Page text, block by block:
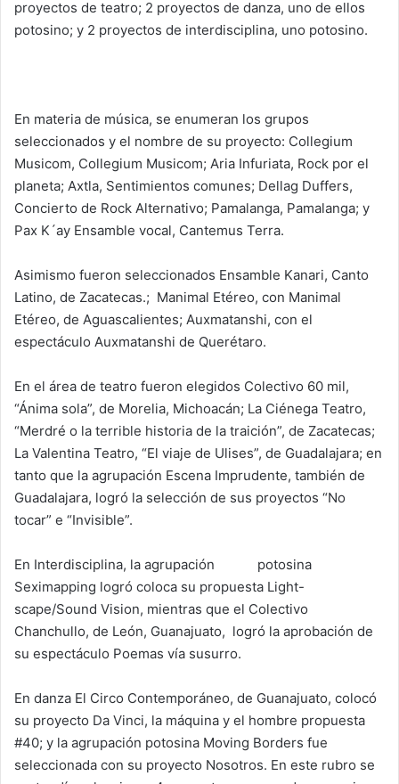
proyectos de teatro; 2 proyectos de danza, uno de ellos
potosino; y 2 proyectos de interdisciplina, uno potosino.
En materia de música, se enumeran los grupos
seleccionados y el nombre de su proyecto: Collegium
Musicom, Collegium Musicom; Aria Infuriata, Rock por el
planeta; Axtla, Sentimientos comunes; Dellag Duffers,
Concierto de Rock Alternativo; Pamalanga, Pamalanga; y
Pax K´ay Ensamble vocal, Cantemus Terra.
Asimismo fueron seleccionados Ensamble Kanari, Canto
Latino, de Zacatecas.; Manimal Etéreo, con Manimal
Etéreo, de Aguascalientes; Auxmatanshi, con el
espectáculo Auxmatanshi de Querétaro.
En el área de teatro fueron elegidos Colectivo 60 mil,
“Ánima sola”, de Morelia, Michoacán; La Ciénega Teatro,
“Merdré o la terrible historia de la traición”, de Zacatecas;
La Valentina Teatro, “El viaje de Ulises”, de Guadalajara; en
tanto que la agrupación Escena Imprudente, también de
Guadalajara, logró la selección de sus proyectos “No
tocar” e “Invisible”.
En Interdisciplina, la agrupación potosina
Seximapping logró coloca su propuesta Light-
scape/Sound Vision, mientras que el Colectivo
Chanchullo, de León, Guanajuato, logró la aprobación de
su espectáculo Poemas vía susurro.
En danza El Circo Contemporáneo, de Guanajuato, colocó
su proyecto Da Vinci, la máquina y el hombre propuesta
#40; y la agrupación potosina Moving Borders fue
seleccionada con su proyecto Nosotros. En este rubro se